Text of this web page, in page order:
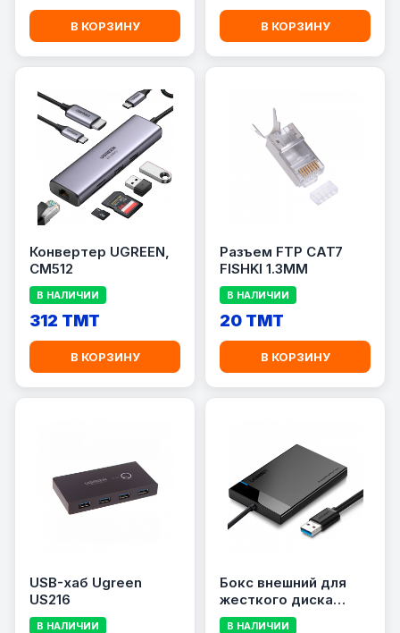
В КОРЗИНУ В КОРЗИНУ
Конвертер UGREEN,
CM512
В НАЛИЧИИ
312 TMT
В КОРЗИНУ
Разъем FTP CAT7
FISHKI 1.3MM
В НАЛИЧИИ
20 TMT
В КОРЗИНУ
USB-хаб Ugreen
US216
В НАЛИЧИИ
Бокс внешний для
жесткого диска
UGREEN US221
В НАЛИЧИИ